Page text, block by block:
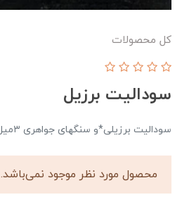
کل محصولات
سودالیت برزیل
سودالیت برزیلی*و سنگهای جواهری ۳میل سودالیت طبیعی
محصول مورد نظر موجود نمی‌باشد.